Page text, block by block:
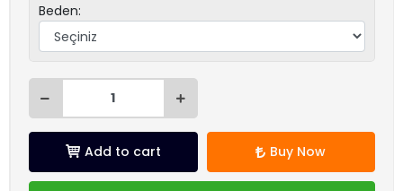
Beden:
Add to cart Buy Now